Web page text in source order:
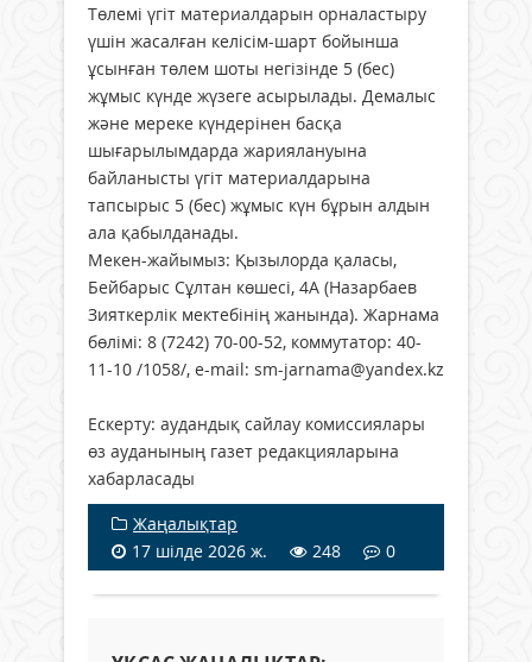
Төлемі үгіт материалдарын орналастыру
үшін жасалған келісім-шарт бойынша
ұсынған төлем шоты негізінде 5 (бес)
жұмыс күнде жүзеге асырылады. Демалыс
және мереке күндерінен басқа
шығарылымдарда жариялануына
байланысты үгіт материалдарына
тапсырыс 5 (бес) жұмыс күн бұрын алдын
ала қабылданады.
Мекен-жайымыз: Қызылорда қаласы,
Бейбарыс Сұлтан көшесі, 4А (Назарбаев
Зияткерлік мектебінің жанында). Жарнама
бөлімі: 8 (7242) 70-00-52, коммутатор: 40-
11-10 /1058/, e-mail: sm-jarnama@yandex.kz
Ескерту: аудандық сайлау комиссиялары
өз ауданының газет редакцияларына
хабарласады
Жаңалықтар
17 шілде 2026 ж.
248 0